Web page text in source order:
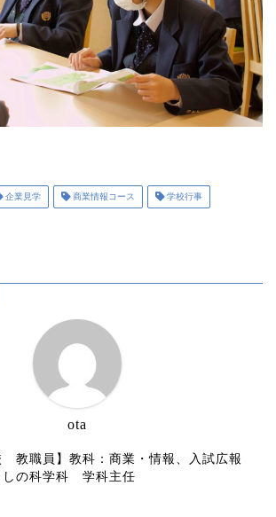
企業見学 商業情報コース 学校行事
ota
教職員】教科：商業・情報、入試広報
しの科学科 学科主任